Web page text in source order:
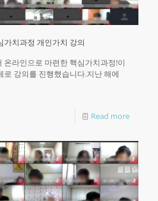
가치과정 개인가치 강의
온라인으로 마련한 핵심가치과정!이
로 강의를 진행했습니다.지난 해에
Read more